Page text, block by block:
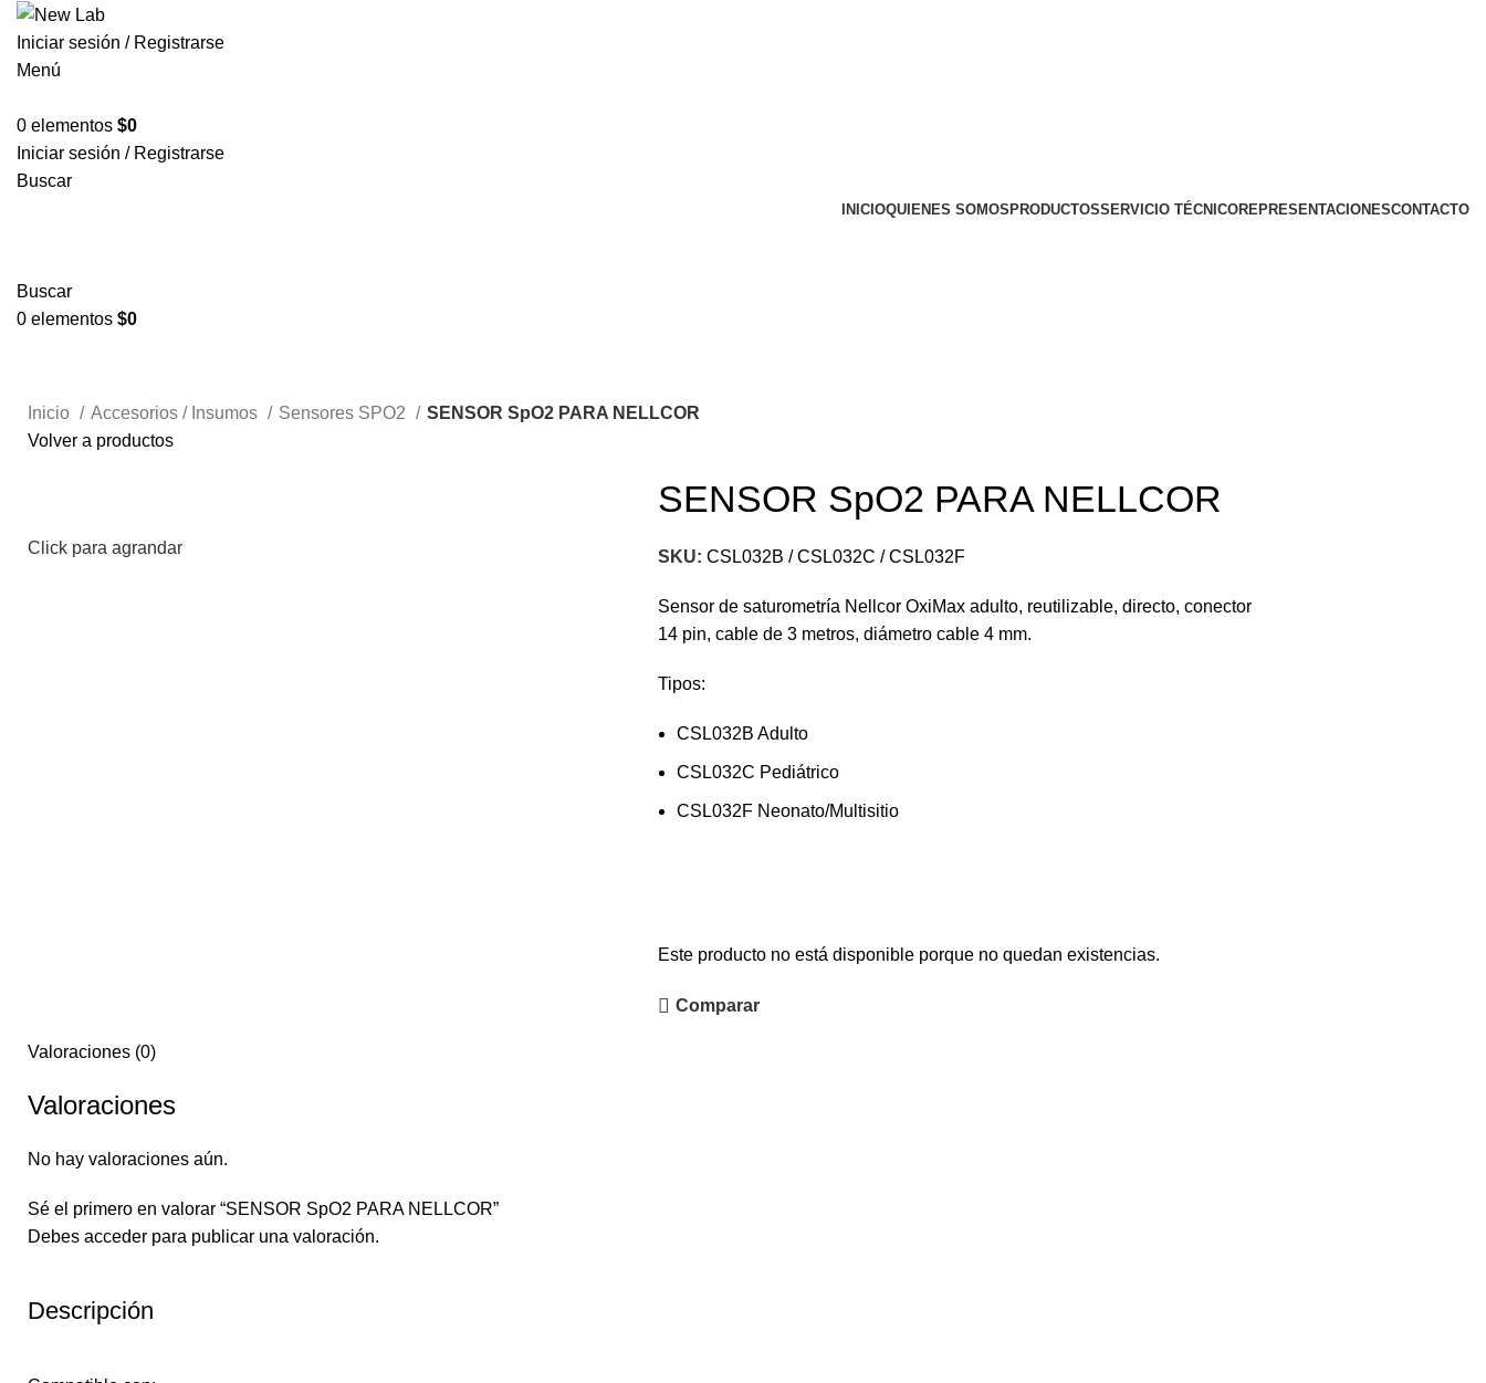
Iniciar sesión / Registrarse
Menú
0 elementos $0
Iniciar sesión / Registrarse
Buscar
INICIOQUIENES SOMOS PRODUCTOSSERVICIO TÉCNICOREPRESENTACIONESCONTACTO
Buscar
0 elementos $0
Inicio Accesorios / Insumos Sensores SPO2
SENSOR SpO2 PARA NELLCOR
Volver a productos
Click para agrandar
SENSOR SpO2 PARA NELLCOR
SKU: CSL032B / CSL032C / CSL032F
Sensor de saturometría Nellcor OxiMax adulto, reutilizable, directo, conector
14 pin, cable de 3 metros, diámetro cable 4 mm.
Tipos:
CSL032B Adulto
CSL032C Pediátrico
CSL032F Neonato/Multisitio
Este producto no está disponible porque no quedan existencias.
Comparar
Valoraciones (0)
Valoraciones
No hay valoraciones aún.
Sé el primero en valorar “SENSOR SpO2 PARA NELLCOR”
Debes acceder para publicar una valoración.
Descripción